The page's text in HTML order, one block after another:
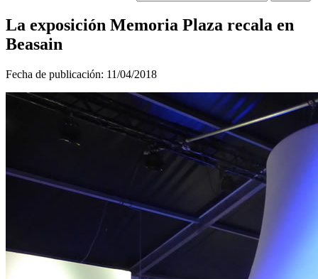
La exposición Memoria Plaza recala en
Beasain
Fecha de publicación: 11/04/2018